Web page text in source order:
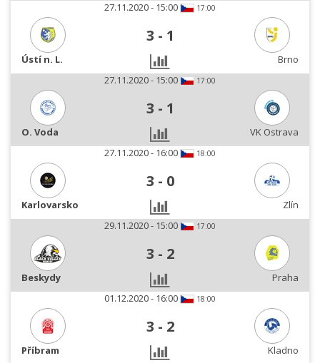
27.11.2020 - 15:00
17:00
3 - 1
Ústí n. L.
Brno
27.11.2020 - 15:00
17:00
3 - 1
O. Voda
VK Ostrava
27.11.2020 - 16:00
18:00
3 - 0
Karlovarsko
Zlín
29.11.2020 - 15:00
17:00
3 - 2
Beskydy
Praha
01.12.2020 - 16:00
18:00
3 - 2
Příbram Kladno